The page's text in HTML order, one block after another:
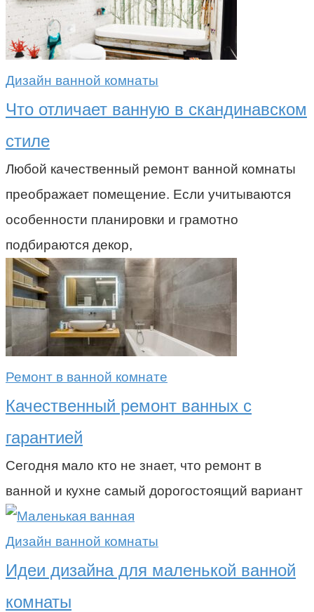
Дизайн ванной комнаты
Что отличает ванную в скандинавском
стиле
Любой качественный ремонт ванной комнаты
преображает помещение. Если учитываются
особенности планировки и грамотно
подбираются декор,
Ремонт в ванной комнате
Качественный ремонт ванных с
гарантией
Сегодня мало кто не знает, что ремонт в
ванной и кухне самый дорогостоящий вариант
Дизайн ванной комнаты
Идеи дизайна для маленькой ванной
комнаты